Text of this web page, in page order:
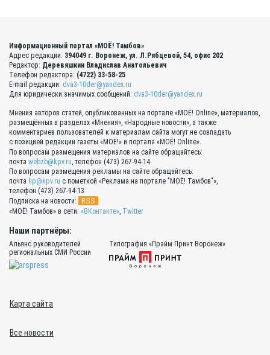
Информационный портал «МОЁ! Тамбов»
Адрес редакции: 394049 г. Воронеж, ул. Л.Рябцевой, 54, офис 202
Редактор: Деревяшкин Владислав Анатольевич
Телефон редактора: (4722) 33-58-25
E-mail редакции: dva3-10der@yandex.ru
Для юридически значимых сообщений: dva3-10der@yandex.ru
Мнения авторов статей, опубликованных на портале «МОЁ! Online», материалов,
размещённых в разделах «Мнения», «Народные новости», а также
комментариев пользователей к материалам сайта могут не совпадать
с позицией редакции газеты «МОЁ!» и портала «МОЁ! Online».
По вопросам размещения материалов на сайте обращайтесь:
почта webzb@kpv.ru, телефон (473) 267-94-14
По вопросам размещения рекламы на сайте обращайтесь:
почта lip@kpv.ru с пометкой «Реклама на портале "МОЁ! Тамбов"»,
телефон (473) 267-94-13
Подписка на новости:
RSS
«МОЁ! Тамбов» в сети: «ВКонтакте», Twitter
Наши партнёры:
Альянс руководителей
региональных СМИ России
Типография «Прайм Принт Воронеж»
Карта сайта
Все новости